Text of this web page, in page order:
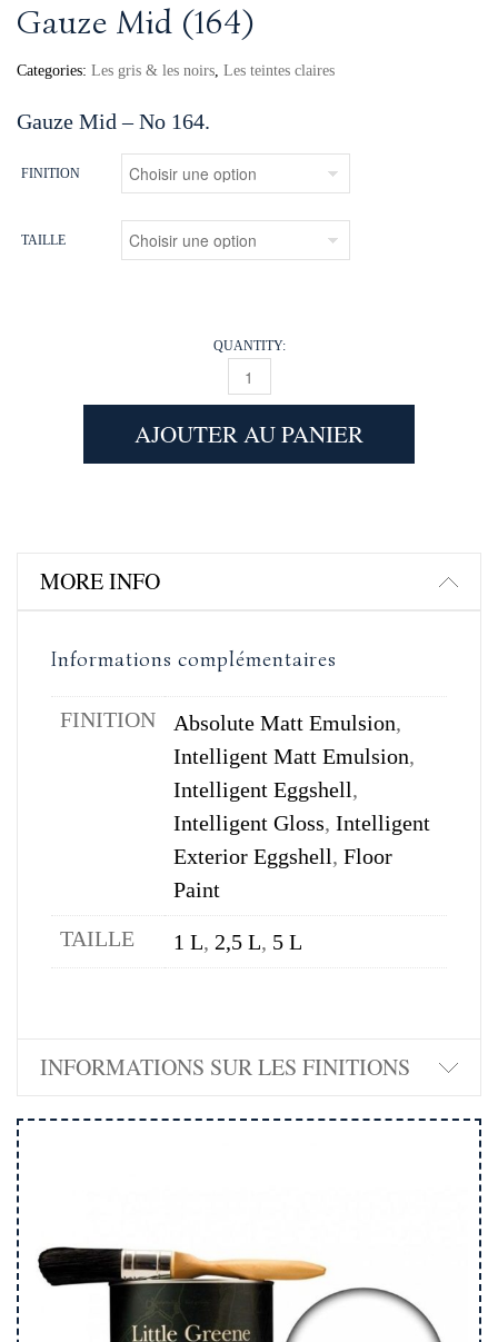
Gauze Mid (164)
Categories: Les gris & les noirs, Les teintes claires
Gauze Mid – No 164.
FINITION
TAILLE
QUANTITY:
GAUZE MID (164) QUANTITY
AJOUTER AU PANIER
MORE INFO
Informations complémentaires
FINITION Absolute Matt Emulsion,
Intelligent Matt Emulsion,
Intelligent Eggshell,
Intelligent Gloss, Intelligent
Exterior Eggshell, Floor
Paint
TAILLE
1 L, 2,5 L, 5 L
INFORMATIONS SUR LES FINITIONS